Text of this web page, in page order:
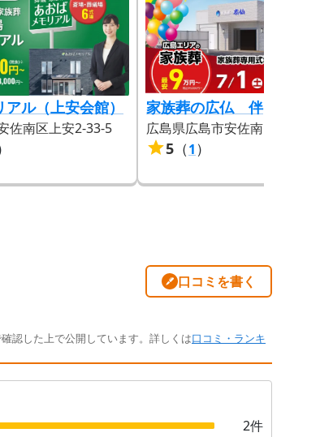
ル（上安会館）
佐南区上安2-33-5
家族葬の広仏 伴
広島県広島市安佐南区伴東7-34
5 （1 ）
口コミを書く
認した上で公開しています。詳しくは口コミ・ランキ
2件